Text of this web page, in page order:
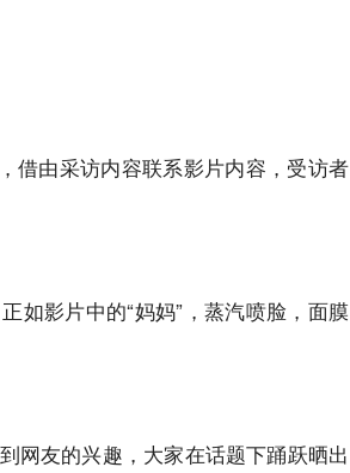
借由采访内容联系影片内容，受访者
如影片中的“妈妈”，蒸汽喷脸，面膜
网友的兴趣，大家在话题下踊跃晒出